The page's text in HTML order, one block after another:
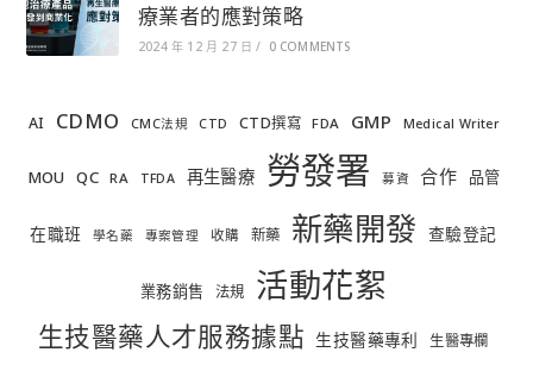
療業者的應對策略
2024 年 12 月 27 日 / 0 COMMENTS
AI CDMO CMC法規 CTD CTD撰寫 FDA GMP Medical Writer
MOU QC RA TFDA 再生醫療 勞發署 募資 合作 品管
在職班 學名藥 專案管理 收購 新藥 新藥開發 查驗登記
業務銷售 法規 活動花絮
生技醫藥人才服務據點 生技醫藥專利 生醫專欄